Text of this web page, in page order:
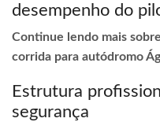
desempenho do
Continue lendo mais
corrida para autódromo
Estrutura
segurança